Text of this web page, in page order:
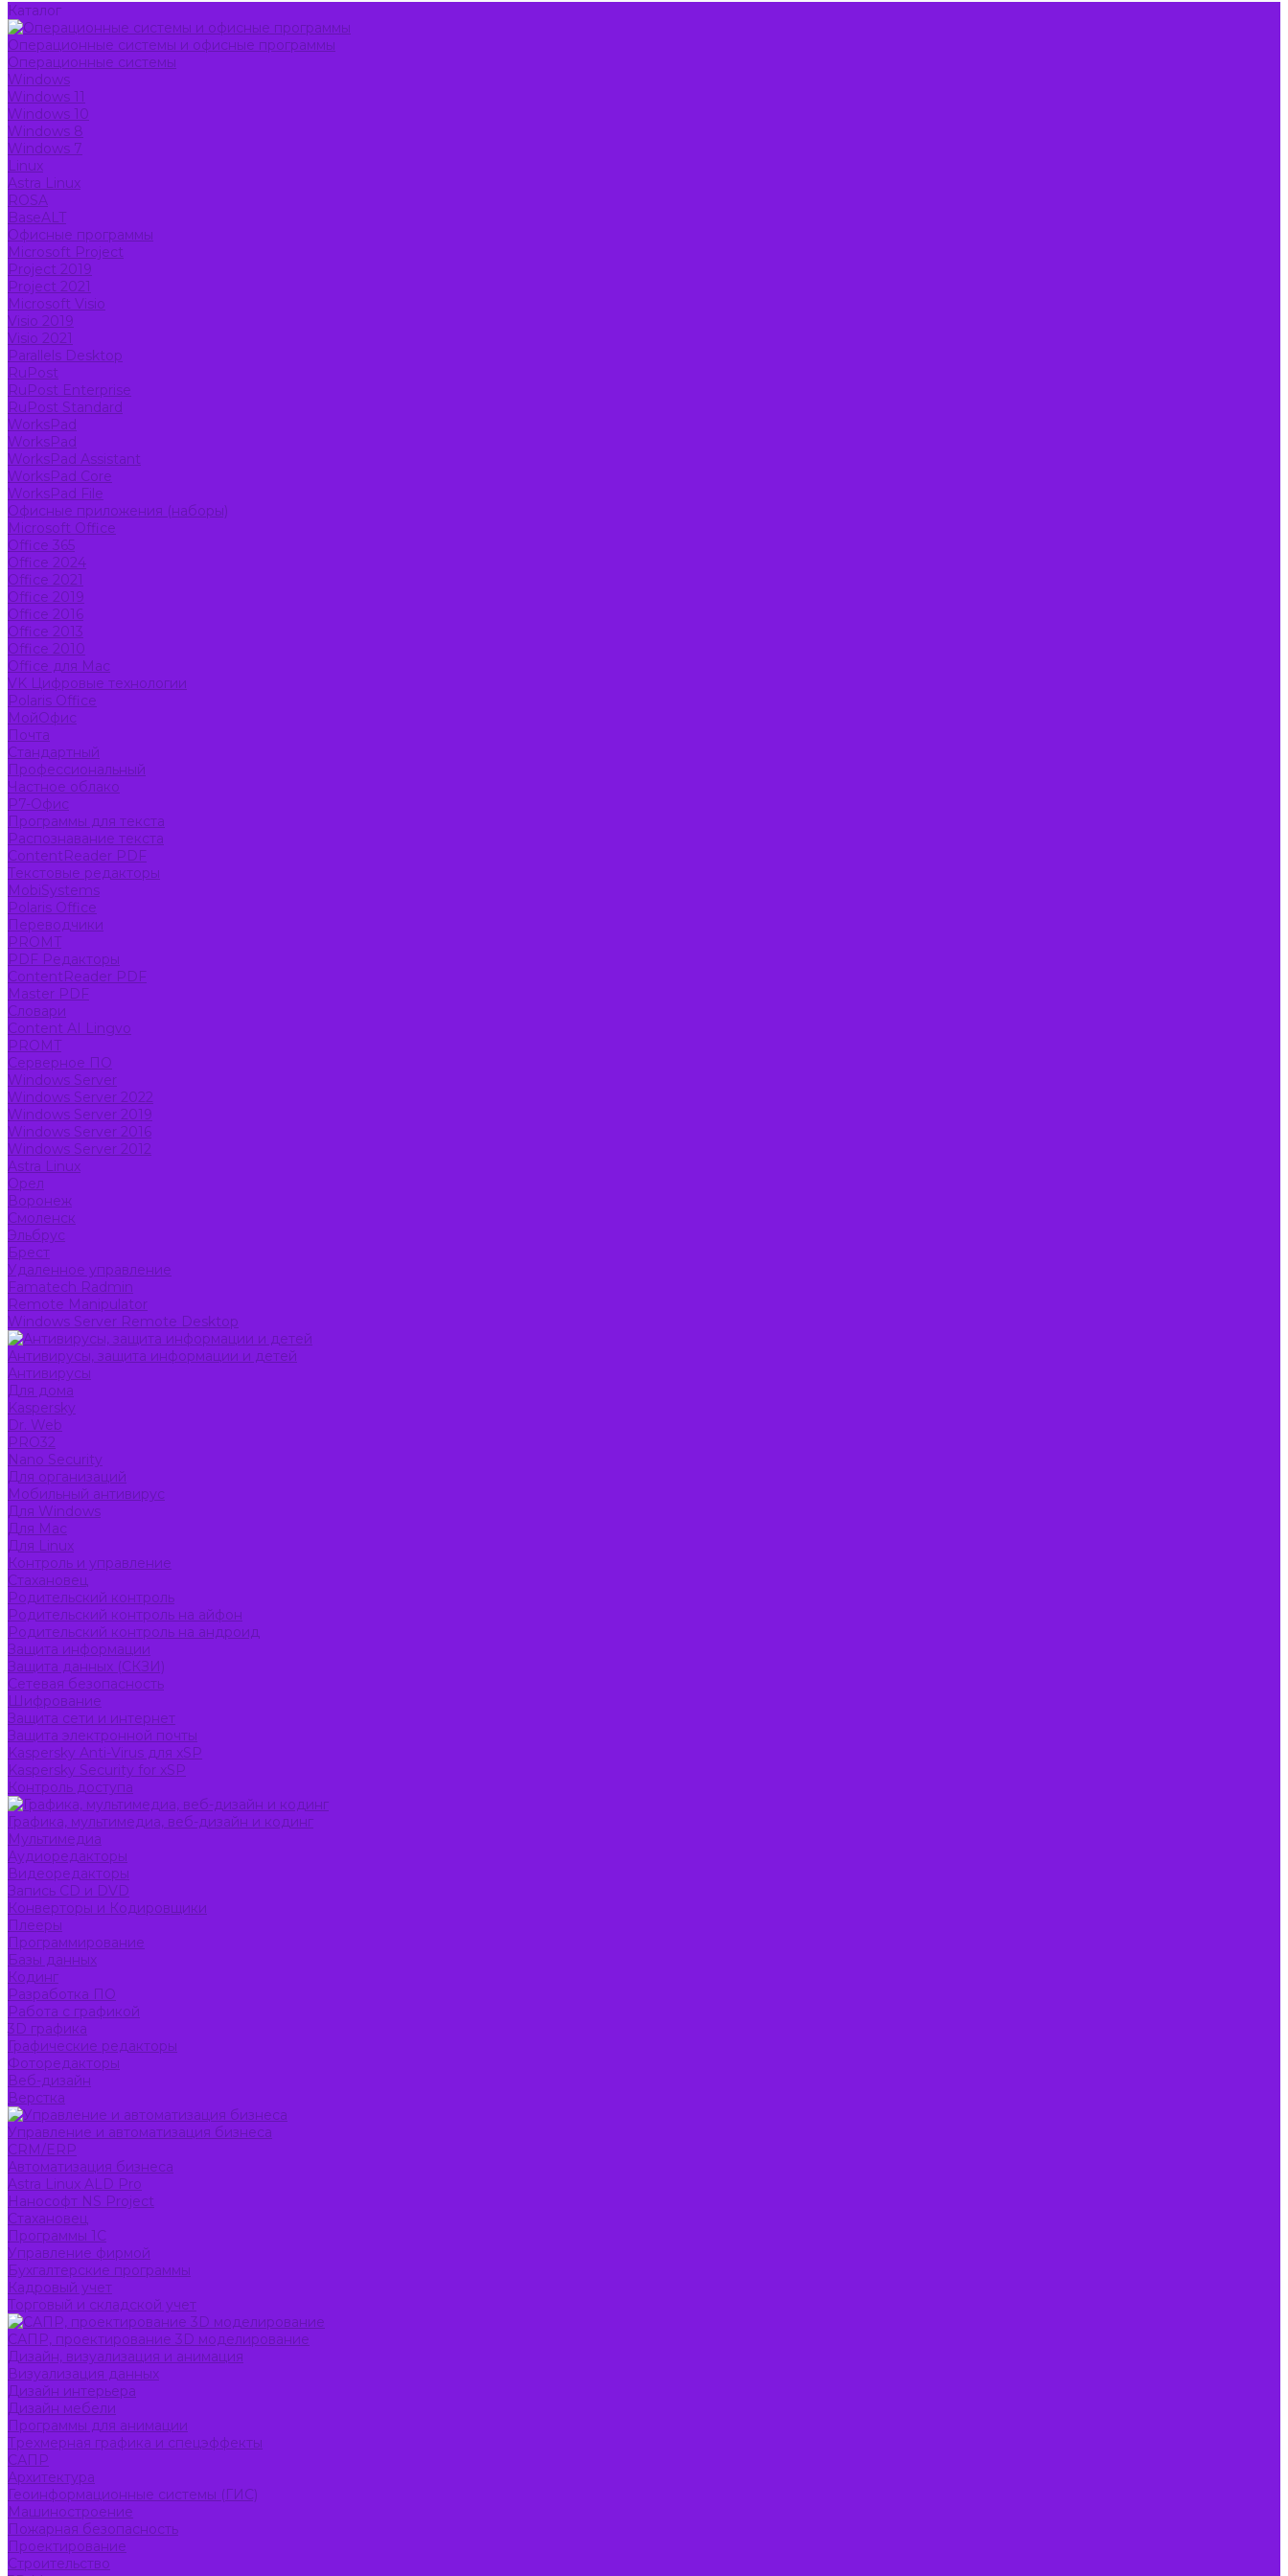
Каталог
Операционные системы и офисные программы
Операционные системы
Windows
Windows 11
Windows 10
Windows 8
Windows 7
Linux
Astra Linux
ROSA
BaseALT
Офисные программы
Microsoft Project
Project 2019
Project 2021
Microsoft Visio
Visio 2019
Visio 2021
Parallels Desktop
RuPost
RuPost Enterprise
RuPost Standard
WorksPad
WorksPad
WorksPad Assistant
WorksPad Core
WorksPad File
Офисные приложения (наборы)
Microsoft Office
Office 365
Office 2024
Office 2021
Office 2019
Office 2016
Office 2013
Office 2010
Office для Mac
VK Цифровые технологии
Polaris Office
МойОфис
Почта
Стандартный
Профессиональный
Частное облако
Р7-Офис
Программы для текста
Распознавание текста
ContentReader PDF
Текстовые редакторы
MobiSystems
Polaris Office
Переводчики
PROMT
PDF Редакторы
ContentReader PDF
Master PDF
Словари
Content AI Lingvo
PROMT
Серверное ПО
Windows Server
Windows Server 2022
Windows Server 2019
Windows Server 2016
Windows Server 2012
Astra Linux
Орел
Воронеж
Смоленск
Эльбрус
Брест
Удаленное управление
Famatech Radmin
Remote Manipulator
Windows Server Remote Desktop
Антивирусы, защита информации и детей
Антивирусы
Для дома
Kaspersky
Dr. Web
PRO32
Nano Security
Для организаций
Мобильный антивирус
Для Windows
Для Mac
Для Linux
Контроль и управление
Стахановец
Родительский контроль
Родительский контроль на айфон
Родительский контроль на андроид
Защита информации
Защита данных (СКЗИ)
Сетевая безопасность
Шифрование
Защита сети и интернет
Защита электронной почты
Kaspersky Anti-Virus для xSP
Kaspersky Security for xSP
Контроль доступа
Графика, мультимедиа, веб-дизайн и кодинг
Мультимедиа
Аудиоредакторы
Видеоредакторы
Запись CD и DVD
Конверторы и Кодировщики
Плееры
Программирование
Базы данных
Кодинг
Разработка ПО
Работа с графикой
3D графика
Графические редакторы
Фоторедакторы
Веб-дизайн
Верстка
Управление и автоматизация бизнеса
CRM/ERP
Автоматизация бизнеса
Astra Linux ALD Pro
Нанософт NS Project
Стахановец
Программы 1С
Управление фирмой
Бухгалтерские программы
Кадровый учет
Торговый и складской учет
САПР, проектирование 3D моделирование
Дизайн, визуализация и анимация
Визуализация данных
Дизайн интерьера
Дизайн мебели
Программы для анимации
Трехмерная графика и спецэффекты
САПР
Архитектура
Геоинформационные системы (ГИС)
Машиностроение
Пожарная безопасность
Проектирование
Строительство